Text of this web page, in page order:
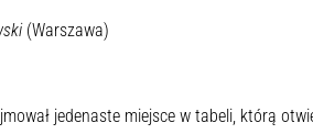
(Warszawa)
jedenaste miejsce w tabeli, którą